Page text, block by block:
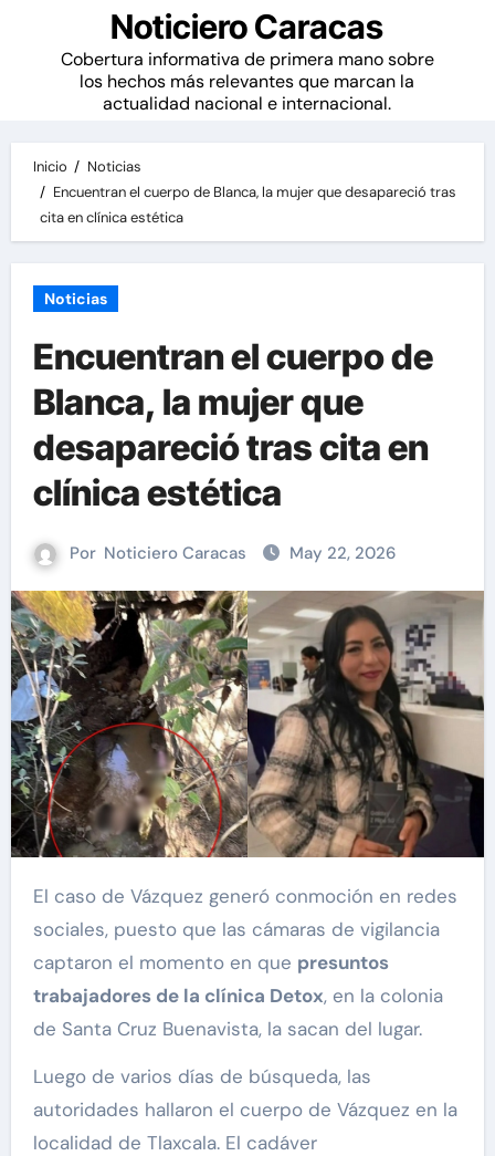
Noticiero Caracas
Cobertura informativa de primera mano sobre
los hechos más relevantes que marcan la
actualidad nacional e internacional.
Inicio
Noticias
Encuentran el cuerpo de Blanca, la mujer que desapareció tras
cita en clínica estética
Noticias
Encuentran el cuerpo de
Blanca, la mujer que
desapareció tras cita en
clínica estética
Por Noticiero Caracas May 22, 2026
El caso de Vázquez generó conmoción en redes
sociales, puesto que las cámaras de vigilancia
captaron el momento en que presuntos
trabajadores de la clínica Detox, en la colonia
de Santa Cruz Buenavista, la sacan del lugar.
Luego de varios días de búsqueda, las
autoridades hallaron el cuerpo de Vázquez en la
localidad de Tlaxcala. El cadáver